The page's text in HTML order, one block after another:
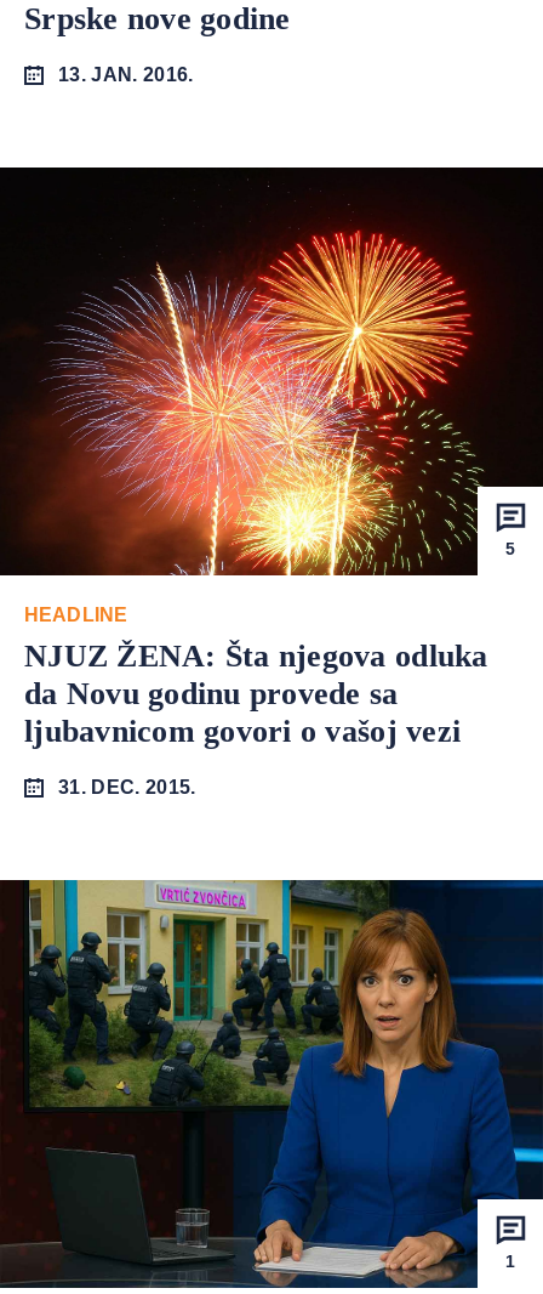
Srpske nove godine
13. JAN. 2016.
5
HEADLINE
NJUZ ŽENA: Šta njegova odluka
da Novu godinu provede sa
ljubavnicom govori o vašoj vezi
31. DEC. 2015.
1